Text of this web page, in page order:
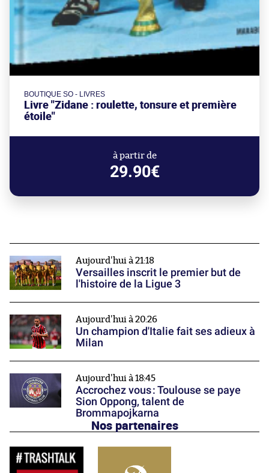
BOUTIQUE SO - LIVRES
Livre "Zidane : roulette, tonsure et première
étoile"
à partir de
29.90€
Aujourd'hui à 21:18
Versailles inscrit le premier but de
l'histoire de la Ligue 3
Aujourd'hui à 20:26
Un champion d'Italie fait ses adieux à
Milan
Aujourd'hui à 18:45
Accrochez vous : Toulouse se paye
Sion Oppong, talent de
Brommapojkarna
Nos partenaires